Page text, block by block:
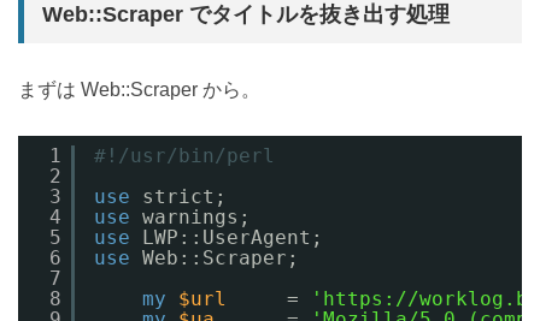
Web::Scraper でタイトルを抜き出す処理
まずは Web::Scraper から。
1
2
3
4
5
6
7
8
#!/usr/bin/perl
use
strict;
use warnings;
use
LWP::UserAgent;
use Web::Scraper;
my
$url =
'https://